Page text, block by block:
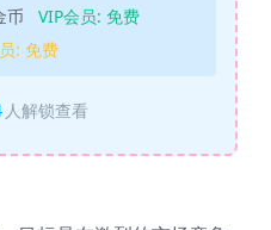
币 VIP会员: 免费
: 免费
人解锁查看